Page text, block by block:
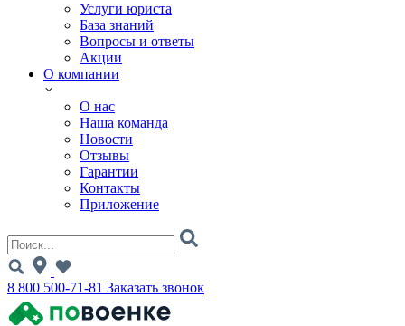
Услуги юриста
База знаний
Вопросы и ответы
Акции
О компании
О нас
Наша команда
Новости
Отзывы
Гарантии
Контакты
Приложение
8 800 500-71-81 Заказать звонок